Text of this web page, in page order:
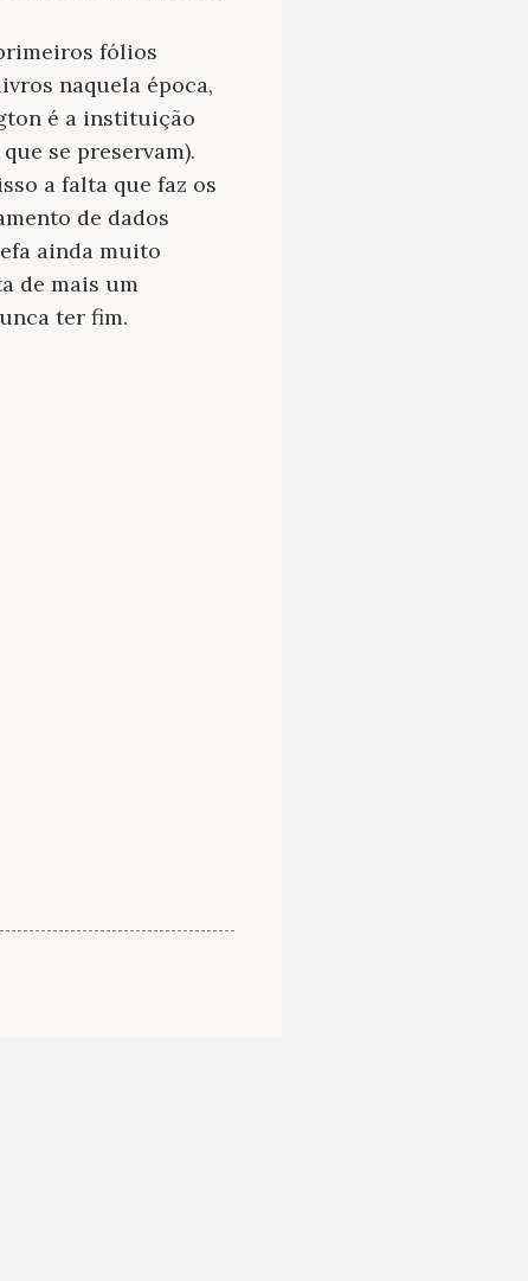
fólios
naquela época,
é a instituição
se preservam).
a falta que faz os
de dados
ainda muito
de mais um
ter fim.